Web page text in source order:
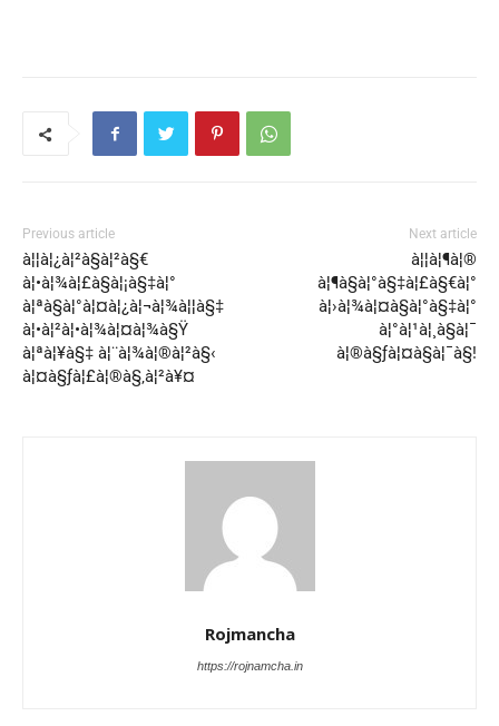
Previous article
à¦¦à¦¿à¦²à§à¦²à§€
à¦•à¦¾à¦£à§à¦¡à§‡à¦°
à¦ªà§à¦°à¦¤à¦¿à¦¬à¦¾à¦¦à§‡
à¦•à¦²à¦•à¦¾à¦¤à¦¾à§Ÿ
à¦ªà¦¥à§‡ à¦¨à¦¾à¦®à¦²à§‹
à¦¤à§ƒà¦£à¦®à§‚à¦²à¥¤
Next article
à¦¦à¦¶à¦®
à¦¶à§à¦°à§‡à¦£à§€à¦°
à¦›à¦¾à¦¤à§à¦°à§‡à¦°
à¦°à¦¹à¦¸à§à¦¯
à¦®à§ƒà¦¤à§à¦¯à§!
Rojmancha
https://rojnamcha.in